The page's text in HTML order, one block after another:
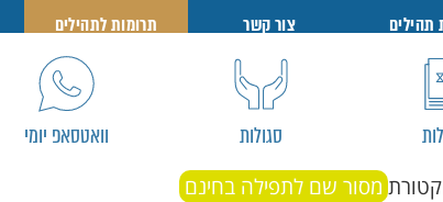
תהילים צור קשר תרומות לתהילים
סגולות וואטסאפ יומי
מסור שם לתפילה בחינם